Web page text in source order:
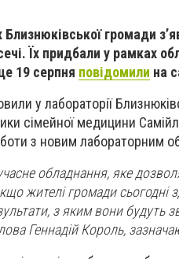
громади
Їх придбали у рамках
19 серпня повідомили на
у лабораторії
сімейної медицини
з новим лабораторним
обладнання, яке
жителі громади сьогодні
з яким вони будуть
Геннадій Король,